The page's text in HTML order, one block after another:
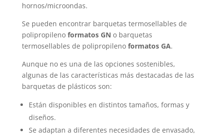
hornos/microondas.
Se pueden encontrar barquetas termosellables de
polipropileno formatos GN o barquetas
termosellables de polipropileno formatos GA.
Aunque no es una de las opciones sostenibles,
algunas de las características más destacadas de las
barquetas de plásticos son:
Están disponibles en distintos tamaños, formas y
diseños.
Se adaptan a diferentes necesidades de envasado,